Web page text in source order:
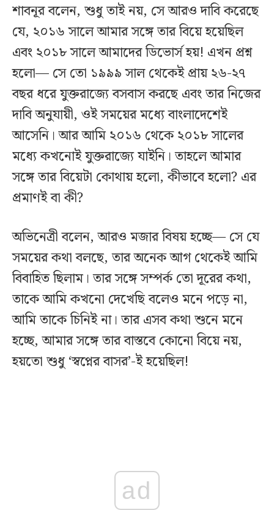
শাবনূর বলেন, শুধু তাই নয়, সে আরও দাবি করেছে
যে, ২০১৬ সালে আমার সঙ্গে তার বিয়ে হয়েছিল
এবং ২০১৮ সালে আমাদের ডিভোর্স হয়! এখন প্রশ্ন
হলো— সে তো ১৯৯৯ সাল থেকেই প্রায় ২৬-২৭
বছর ধরে যুক্তরাজ্যে বসবাস করছে এবং তার নিজের
দাবি অনুযায়ী, ওই সময়ের মধ্যে বাংলাদেশেই
আসেনি। আর আমি ২০১৬ থেকে ২০১৮ সালের
মধ্যে কখনোই যুক্তরাজ্যে যাইনি। তাহলে আমার
সঙ্গে তার বিয়েটা কোথায় হলো, কীভাবে হলো? এর
প্রমাণই বা কী?
অভিনেত্রী বলেন, আরও মজার বিষয় হচ্ছে— সে যে
সময়ের কথা বলছে, তার অনেক আগ থেকেই আমি
বিবাহিত ছিলাম। তার সঙ্গে সম্পর্ক তো দূরের কথা,
তাকে আমি কখনো দেখেছি বলেও মনে পড়ে না,
আমি তাকে চিনিই না। তার এসব কথা শুনে মনে
হচ্ছে, আমার সঙ্গে তার বাস্তবে কোনো বিয়ে নয়,
হয়তো শুধু ‘স্বপ্নের বাসর’-ই হয়েছিল!
ad